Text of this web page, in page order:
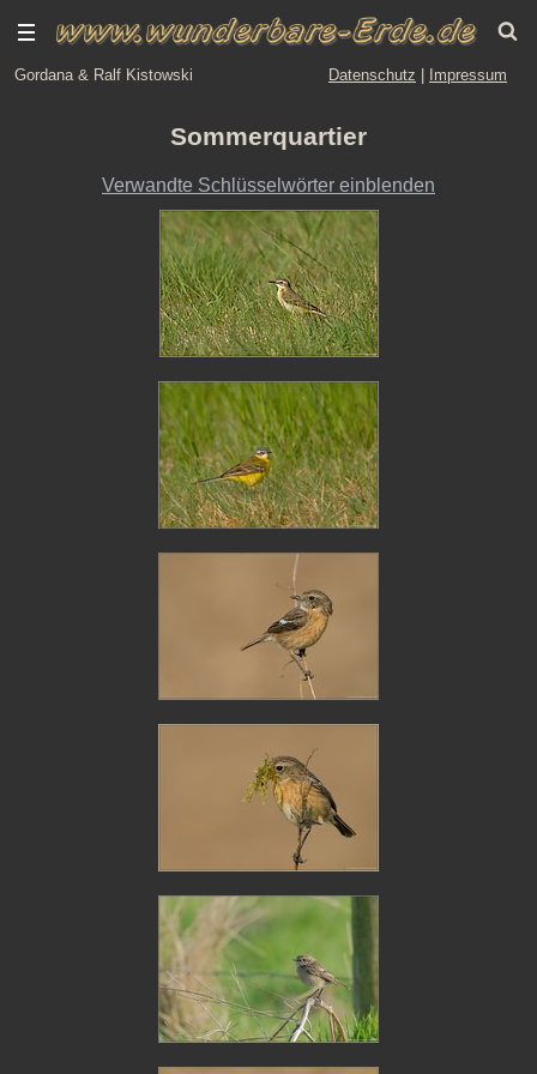
Gordana & Ralf Kistowski Datenschutz Impressum
Sommerquartier
Verwandte Schlüsselwörter einblenden